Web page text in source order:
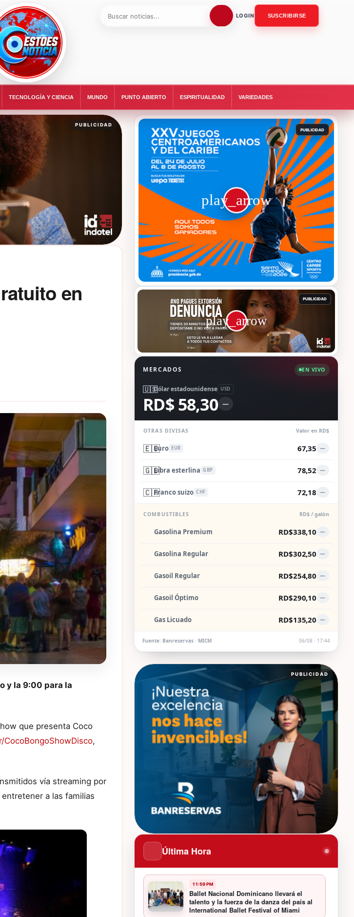
ESTOESNOTICIA|NOTICIAS
LOGIN SUSCRIBIRSE
TECNOLOGÍA Y CIENCIA MUNDO PUNTO ABIERTO ESPIRITUALIDAD VARIEDADES
PUBLICIDAD
en
y la 9:00 para la
que presenta Coco
,
vía streaming por
a las familias
MERCADOS EN VIVO
🇺🇸Dólar estadounidense USD
RD$ 58,30 —
OTRAS DIVISAS Valor en RD$
🇪🇺Euro EUR 67,35 —
🇬🇧Libra esterlina GBP 78,52 —
🇨🇭Franco suizo CHF 72,18 —
COMBUSTIBLES RD$ / galón
Gasolina Premium RD$338,10 —
Gasolina Regular RD$302,50 —
Gasoil Regular RD$254,80 —
Gasoil Óptimo RD$290,10 —
Gas Licuado RD$135,20 —
Fuente: Banreservas · MICM 06/08 · 17:44
PUBLICIDAD
Última Hora
11:59 PM
Ballet Nacional Dominicano llevará el
talento y la fuerza de la danza del país al
International Ballet Festival of Miami